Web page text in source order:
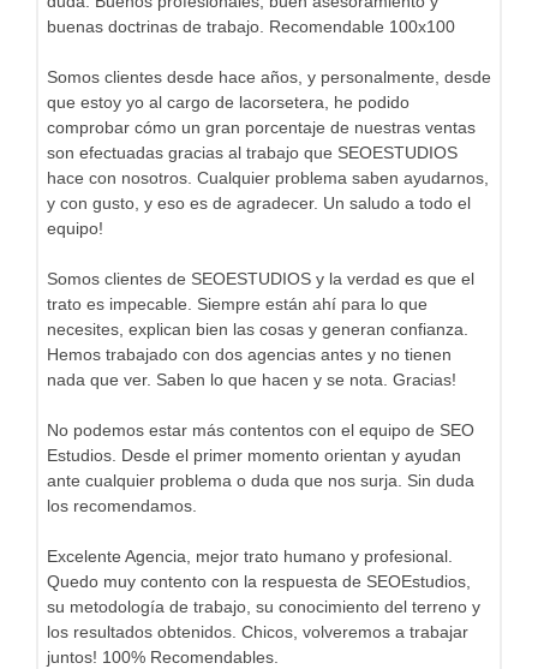
buenas doctrinas de trabajo. Recomendable 100x100
Somos clientes desde hace años, y personalmente, desde
que estoy yo al cargo de lacorsetera, he podido
comprobar cómo un gran porcentaje de nuestras ventas
son efectuadas gracias al trabajo que SEOESTUDIOS
hace con nosotros. Cualquier problema saben ayudarnos,
y con gusto, y eso es de agradecer. Un saludo a todo el
equipo!
Somos clientes de SEOESTUDIOS y la verdad es que el
trato es impecable. Siempre están ahí para lo que
necesites, explican bien las cosas y generan confianza.
Hemos trabajado con dos agencias antes y no tienen
nada que ver. Saben lo que hacen y se nota. Gracias!
No podemos estar más contentos con el equipo de SEO
Estudios. Desde el primer momento orientan y ayudan
ante cualquier problema o duda que nos surja. Sin duda
los recomendamos.
Excelente Agencia, mejor trato humano y profesional.
Quedo muy contento con la respuesta de SEOEstudios,
su metodología de trabajo, su conocimiento del terreno y
los resultados obtenidos. Chicos, volveremos a trabajar
juntos! 100% Recomendables.